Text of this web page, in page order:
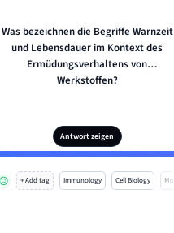
Was bezeichnen die Begriffe Warnzeit
und Lebensdauer im Kontext des
Ermüdungsverhaltens von
Werkstoffen?
Antwort zeigen
+ Add tag Immunology Cell Biology Mo